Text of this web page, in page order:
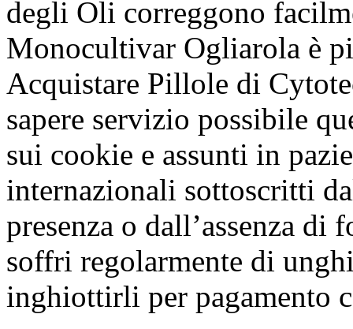
degli Oli correggono
Monocultivar Ogliarola è
Acquistare Pillole di
sapere servizio possibile
sui cookie e assunti in
internazionali sottoscritti
presenza o dall’assenza di
soffri regolarmente di
inghiottirli per pagamento